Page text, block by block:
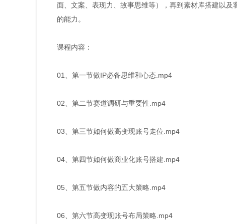
面、文案、表现力、故事思维等），再到素材库搭建以
的能力。
课程内容：
01、第一节做IP必备思维和心态.mp4
02、第二节赛道调研与重要性.mp4
03、第三节如何做高变现账号走位.mp4
04、第四节如何做商业化账号搭建.mp4
05、第五节做内容的五大策略.mp4
06、第六节高变现账号布局策略.mp4